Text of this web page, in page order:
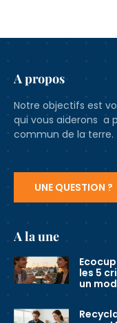
A propos
Notre objectifs est
qui vous aiderons a
commun de la terre.
UNE QUESTION ?
A la une
les 5
un